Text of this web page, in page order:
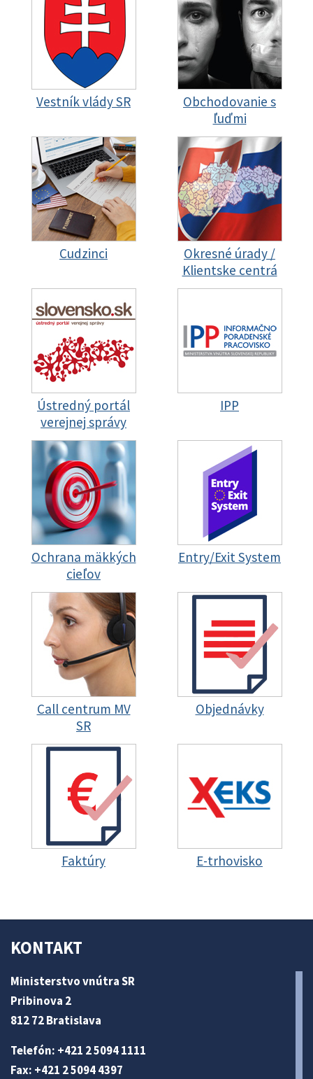
Vestník vlády SR
Obchodovanie s
ľuďmi
Cudzinci
Okresné úrady /
Klientske centrá
Ústredný portál
verejnej správy
IPP
Ochrana mäkkých
cieľov
Entry/Exit System
Call centrum MV
SR
Objednávky
Faktúry E-trhovisko
KONTAKT
Ministerstvo vnútra SR
Pribinova 2
812 72 Bratislava
Telefón: +421 2 5094 1111
Fax: +421 2 5094 4397